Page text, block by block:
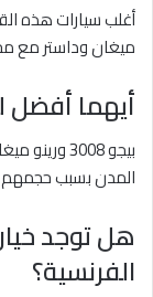
أغلب سيارات هذه
ميغان وداستر مع
أيهما أفضل
بيجو 3008
المدن بسبب حجمهم
الفرنسية؟